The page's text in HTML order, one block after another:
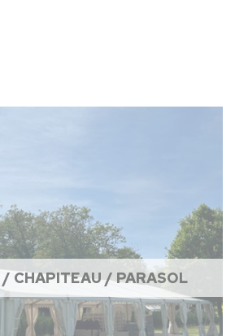
/ CHAPITEAU / PARASOL